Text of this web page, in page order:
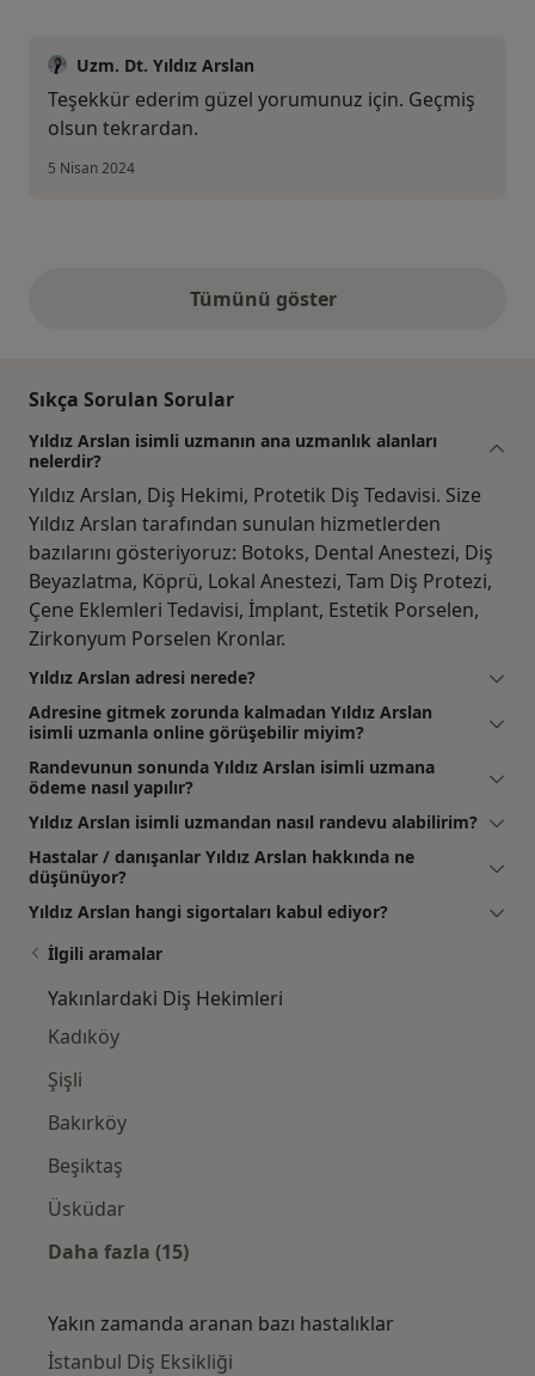
Uzm. Dt. Yıldız Arslan
Teşekkür ederim güzel yorumunuz için. Geçmiş
olsun tekrardan.
5 Nisan 2024
Tümünü gösteryukarıdaki görüşler
Sıkça Sorulan Sorular
Yıldız Arslan isimli uzmanın ana uzmanlık alanları
nelerdir?
Yıldız Arslan, Diş Hekimi, Protetik Diş Tedavisi. Size
Yıldız Arslan tarafından sunulan hizmetlerden
bazılarını gösteriyoruz: Botoks, Dental Anestezi, Diş
Beyazlatma, Köprü, Lokal Anestezi, Tam Diş Protezi,
Çene Eklemleri Tedavisi, İmplant, Estetik Porselen,
Zirkonyum Porselen Kronlar.
Yıldız Arslan adresi nerede?
Adresine gitmek zorunda kalmadan Yıldız Arslan
isimli uzmanla online görüşebilir miyim?
Randevunun sonunda Yıldız Arslan isimli uzmana
ödeme nasıl yapılır?
Yıldız Arslan isimli uzmandan nasıl randevu alabilirim?
Hastalar / danışanlar Yıldız Arslan hakkında ne
düşünüyor?
Yıldız Arslan hangi sigortaları kabul ediyor?
İlgili aramalar
Yakınlardaki Diş Hekimleri
Kadıköy
Şişli
Bakırköy
Beşiktaş
Üsküdar
Daha fazla (15)
Yakın zamanda aranan bazı hastalıklar
İstanbul Diş Eksikliği